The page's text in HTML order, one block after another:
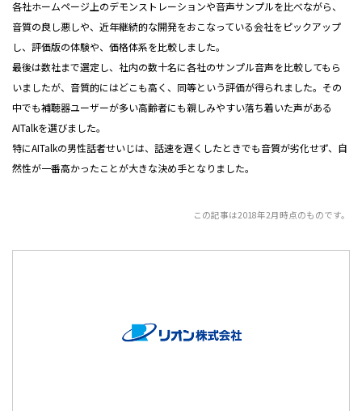
各社ホームページ上のデモンストレーションや音声サンプルを比べながら、
音質の良し悪しや、近年継続的な開発をおこなっている会社をピックアップ
し、評価版の体験や、価格体系を比較しました。
最後は数社まで選定し、社内の数十名に各社のサンプル音声を比較してもら
いましたが、音質的にはどこも高く、同等という評価が得られました。その
中でも補聴器ユーザーが多い高齢者にも親しみやすい落ち着いた声がある
AITalkを選びました。
特にAITalkの男性話者せいじは、話速を遅くしたときでも音質が劣化せず、自
然性が一番高かったことが大きな決め手となりました。
この記事は2018年2月時点のものです。